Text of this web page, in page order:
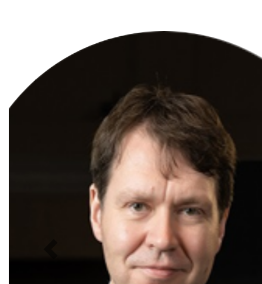
ЧТО ЗНАЕТ О ЛЮБВИ
ЛЮБОВЬ… Концерт Анны